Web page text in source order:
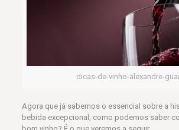
dicas-de-vinho-alexandre-
Agora que já sabemos o essencial sobre a
bebida excepcional, como podemos saber